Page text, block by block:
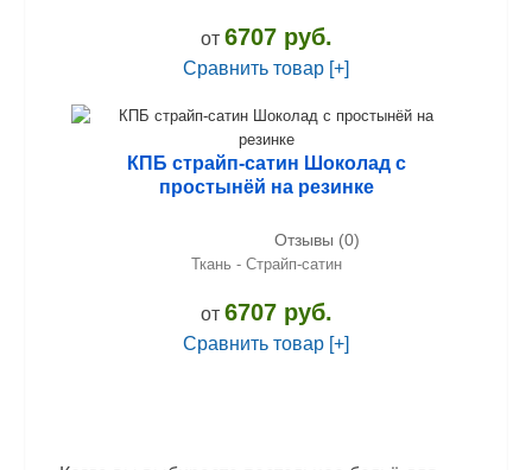
от 6707 руб.
Сравнить товар [+]
КПБ страйп-сатин Шоколад с
простынёй на резинке
Отзывы (0)
Ткань - Страйп-сатин
от 6707 руб.
Сравнить товар [+]